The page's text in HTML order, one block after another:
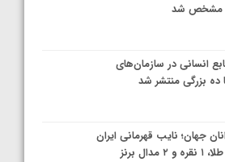
مشخص شد
انسانی در سازمان‌های
ده بزرگی منتشر شد
جهان؛ نایب قهرمانی ایران